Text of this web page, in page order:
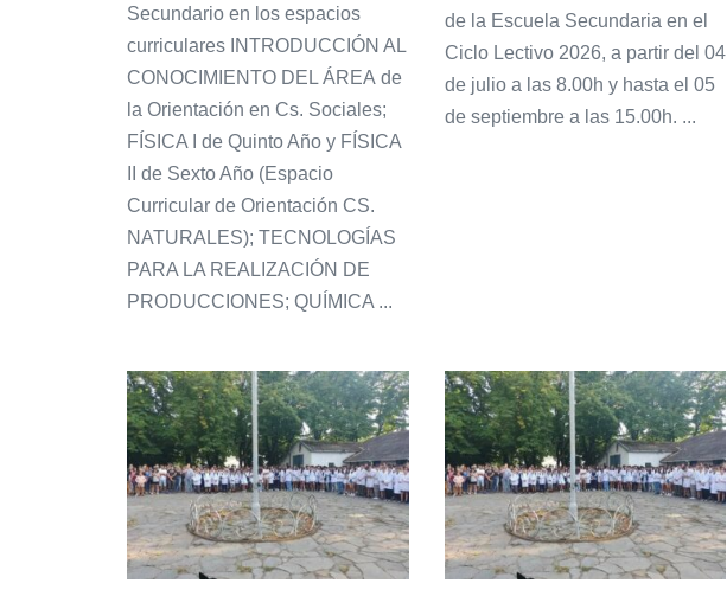
Secundario en los espacios
curriculares INTRODUCCIÓN AL
CONOCIMIENTO DEL ÁREA de
la Orientación en Cs. Sociales;
FÍSICA I de Quinto Año y FÍSICA
II de Sexto Año (Espacio
Curricular de Orientación CS.
NATURALES); TECNOLOGÍAS
PARA LA REALIZACIÓN DE
PRODUCCIONES; QUÍMICA ...
de la Escuela Secundaria en el
Ciclo Lectivo 2026, a partir del 04
de julio a las 8.00h y hasta el 05
de septiembre a las 15.00h. ...